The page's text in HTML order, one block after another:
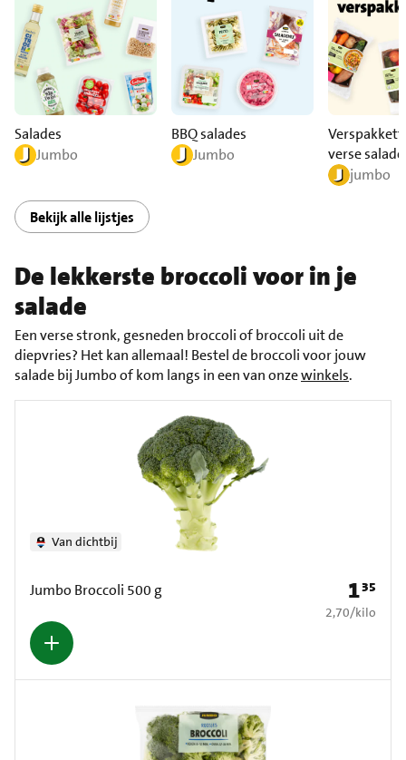
Salades
Jumbo
BBQ salades
Jumbo
verse
jumbo
Bekijk alle lijstjes
De lekkerste broccoli voor in je
salade
Een verse stronk, gesneden broccoli of broccoli uit de
diepvries? Het kan allemaal! Bestel de broccoli voor jouw
salade bij Jumbo of kom langs in een van onzewinkels.
Jumbo Broccoli 500 g
Van dichtbij
Prijs: €
135
€ 2,70 per kilo
2,70/kilo